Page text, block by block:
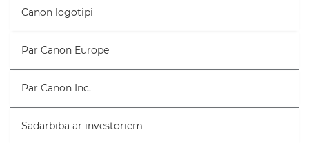
Canon logotipi
Par Canon Europe
Par Canon Inc.
Sadarbība ar investoriem